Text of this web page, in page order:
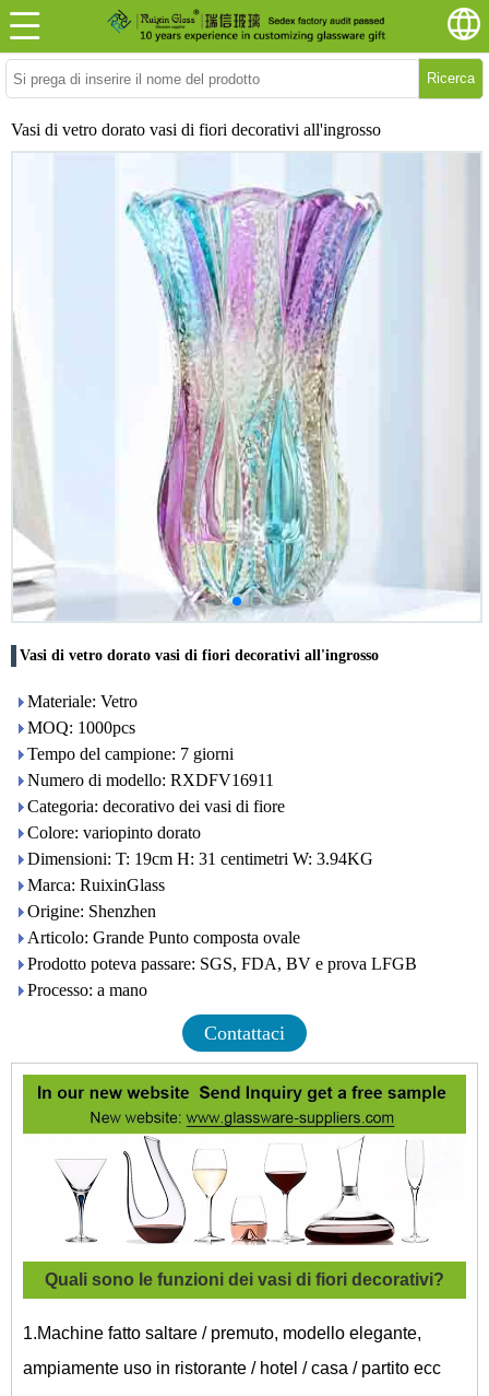
Ricerca
Vasi di vetro dorato vasi di fiori decorativi all'ingrosso
Vasi di vetro dorato vasi di fiori decorativi all'ingrosso
Materiale: Vetro
MOQ: 1000pcs
Tempo del campione: 7 giorni
Numero di modello: RXDFV16911
Categoria: decorativo dei vasi di fiore
Colore: variopinto dorato
Dimensioni: T: 19cm H: 31 centimetri W: 3.94KG
Marca: RuixinGlass
Origine: Shenzhen
Articolo: Grande Punto composta ovale
Prodotto poteva passare: SGS, FDA, BV e prova LFGB
Processo: a mano
Contattaci
Quali sono le funzioni dei vasi di fiori decorativi?
1.Machine fatto saltare / premuto, modello elegante,
ampiamente uso in ristorante / hotel / casa / partito ecc